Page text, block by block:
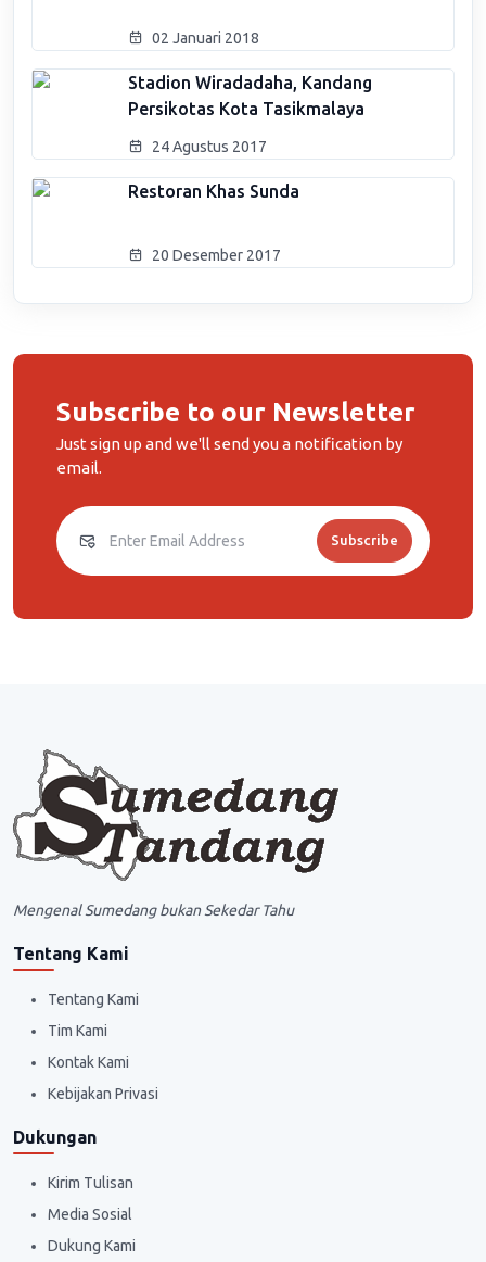
02 Januari 2018
Stadion Wiradadaha, Kandang
Persikotas Kota Tasikmalaya
24 Agustus 2017
Restoran Khas Sunda
20 Desember 2017
Subscribe to our Newsletter
Just sign up and we'll send you a notification by
email.
Subscribe
Mengenal Sumedang bukan Sekedar Tahu
Tentang Kami
Tentang Kami
Tim Kami
Kontak Kami
Kebijakan Privasi
Dukungan
Kirim Tulisan
Media Sosial
Dukung Kami